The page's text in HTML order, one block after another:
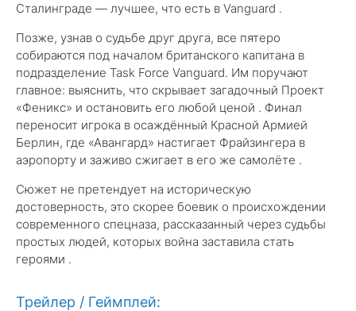
Сталинграде — лучшее, что есть в Vanguard .
Позже, узнав о судьбе друг друга, все пятеро
собираются под началом британского капитана в
подразделение Task Force Vanguard. Им поручают
главное: выяснить, что скрывает загадочный Проект
«Феникс» и остановить его любой ценой . Финал
переносит игрока в осаждённый Красной Армией
Берлин, где «Авангард» настигает Фрайзингера в
аэропорту и заживо сжигает в его же самолёте .
Сюжет не претендует на историческую
достоверность, это скорее боевик о происхождении
современного спецназа, рассказанный через судьбы
простых людей, которых война заставила стать
героями .
Трейлер / Геймплей: